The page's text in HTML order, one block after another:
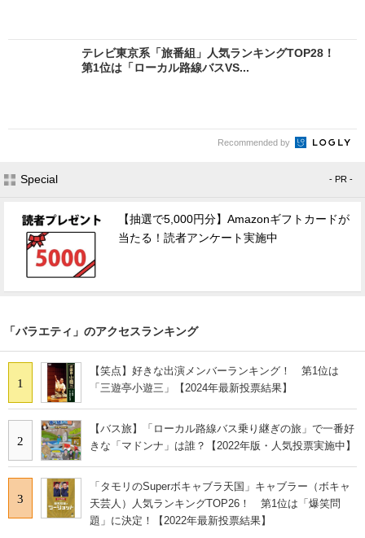
テレビ東京系「旅番組」人気ランキングTOP28！
第1位は「ローカル路線バスVS...
Recommended by
Special - PR -
【抽選で5,000円分】Amazonギフトカードが
当たる！読者アンケート実施中
「バラエティ」のアクセスランキング
1
【笑点】好きな出演メンバーランキング！ 第1位は
「三遊亭小遊三」【2024年最新投票結果】
2
【バス旅】「ローカル路線バス乗り継ぎの旅」で一番好
きな「マドンナ」は誰？【2022年版・人気投票実施中】
3
「タモリのSuperボキャブラ天国」キャブラー（ボキャ
天芸人）人気ランキングTOP26！ 第1位は「爆笑問
題」に決定！【2022年最新投票結果】